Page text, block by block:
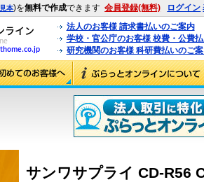
見本)を無料で作成できます 会員登録(無料) ログイン
法人のお客様 請求書払いのご案内
学校・官公庁のお客様 校費・公費
研究機関のお客様 科研費払いのご
サンワサプライ CD-R56